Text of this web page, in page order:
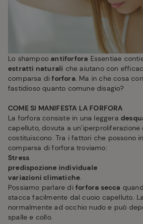
Lo shampooantiforfora Essentiae
estratti naturali che aiutano con
comparsa diforfora. Ma in che cosa
fastidioso quanto comune disagio?
COME SI MANIFESTA LA FORFORA
La forfora consiste in una leggera
capelluto, dovuta a
costituiscono. Tra i fattori che possono
comparsa di forfora troviamo:
Stress
predispozione individuale
variazioni climatiche.
Possiamo parlare di forfora secca
stacca facilmente dal cuoio capelluto.
normalmente ad occhio nudo e può
spalle e collo.